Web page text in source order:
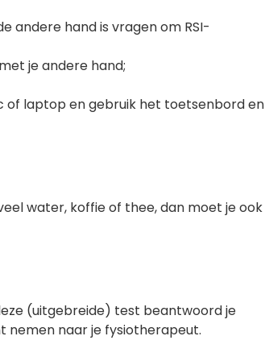
andere hand is vragen om RSI-
je andere hand;
of laptop en gebruik het toetsenbord en
water, koffie of thee, dan moet je ook
(uitgebreide) test beantwoord je
nemen naar je fysiotherapeut.